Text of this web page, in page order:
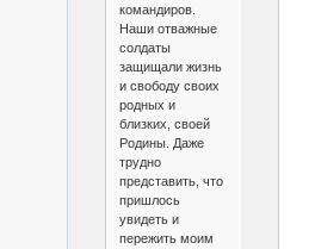
командиров.
Наши отважные
солдаты
защищали жизнь
и свободу своих
родных и
близких, своей
Родины. Даже
трудно
представить, что
пришлось
увидеть и
пережить моим